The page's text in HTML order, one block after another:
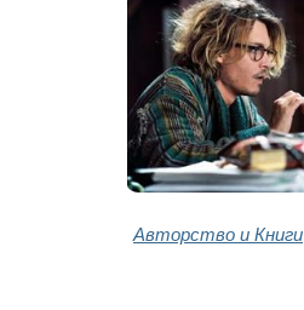
Авторство и Книги